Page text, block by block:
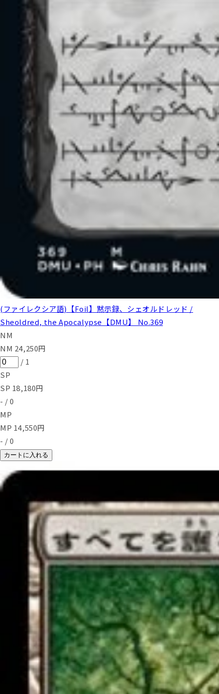
(ファイレクシア語)【Foil】黙示録、シェオルドレッド /
Sheoldred, the Apocalypse【DMU】 No.369
NM
NM 24,250円
/ 1
SP
SP 18,180円
- / 0
MP
MP 14,550円
- / 0
カートに入れる